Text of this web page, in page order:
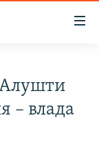
Алушти
– влада